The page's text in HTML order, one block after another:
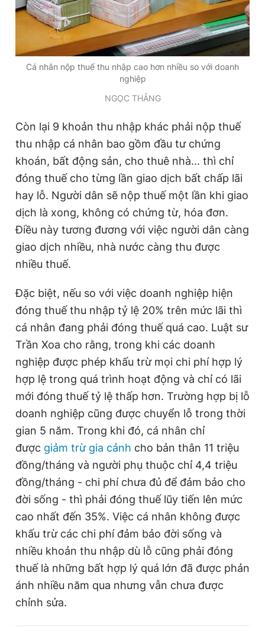
Cá nhân nộp thuế thu nhập cao hơn nhiều so với doanh
nghiệp
NGỌC THẮNG
Còn lại 9 khoản thu nhập khác phải nộp thuế
thu nhập cá nhân bao gồm đầu tư chứng
khoán, bất động sản, cho thuê nhà... thì chỉ
đóng thuế cho từng lần giao dịch bất chấp lãi
hay lỗ. Người dân sẽ nộp thuế một lần khi giao
dịch là xong, không có chứng từ, hóa đơn.
Điều này tương đương với việc người dân càng
giao dịch nhiều, nhà nước càng thu được
nhiều thuế.
Đặc biệt, nếu so với việc doanh nghiệp hiện
đóng thuế thu nhập tỷ lệ 20% trên mức lãi thì
cá nhân đang phải đóng thuế quá cao. Luật sư
Trần Xoa cho rằng, trong khi các doanh
nghiệp được phép khấu trừ mọi chi phí hợp lý
hợp lệ trong quá trình hoạt động và chỉ có lãi
mới đóng thuế tỷ lệ thấp hơn. Trường hợp bị lỗ
doanh nghiệp cũng được chuyển lỗ trong thời
gian 5 năm. Trong khi đó, cá nhân chỉ
được giảm trừ gia cảnh cho bản thân 11 triệu
đồng/tháng và người phụ thuộc chỉ 4,4 triệu
đồng/tháng - chi phí chưa đủ để đảm bảo cho
đời sống - thì phải đóng thuế lũy tiến lên mức
cao nhất đến 35%. Việc cá nhân không được
khấu trừ các chi phí đảm bảo đời sống và
nhiều khoản thu nhập dù lỗ cũng phải đóng
thuế là những bất hợp lý quá lớn đã được phản
ánh nhiều năm qua nhưng vẫn chưa được
chỉnh sửa.